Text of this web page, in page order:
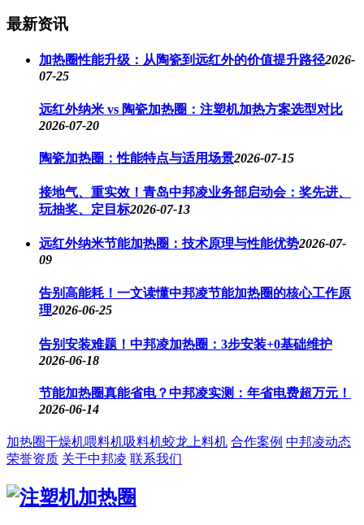
最新资讯
加热圈性能升级：从陶瓷到远红外的价值提升路径2026-
07-25
远红外纳米 vs 陶瓷加热圈：注塑机加热方案选型对比
2026-07-20
陶瓷加热圈：性能特点与适用场景2026-07-15
接地气、重实效！青岛中邦凌业务部启动会：奖先进、
玩抽奖、定目标2026-07-13
远红外纳米节能加热圈：技术原理与性能优势2026-07-
09
告别高能耗！一文读懂中邦凌节能加热圈的核心工作原
理2026-06-25
告别安装难题！中邦凌加热圈：3步安装+0基础维护
2026-06-18
节能加热圈真能省电？中邦凌实测：年省电费超万元！
2026-06-14
加热圈干燥机喂料机吸料机蛟龙上料机 合作案例 中邦凌动态
荣誉资质 关于中邦凌 联系我们